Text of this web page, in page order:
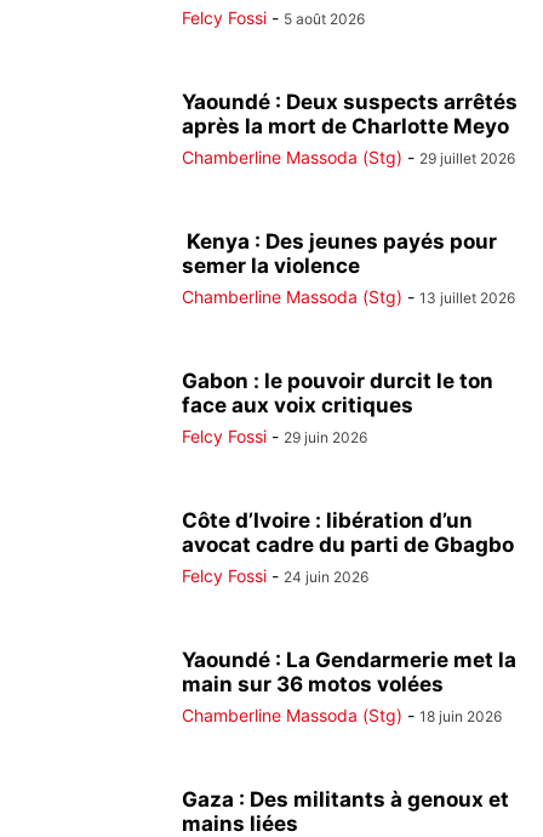
Felcy Fossi - 5 août 2026
Yaoundé : Deux suspects arrêtés
après la mort de Charlotte Meyo
Chamberline Massoda (Stg) - 29 juillet 2026
Kenya : Des jeunes payés pour
semer la violence
Chamberline Massoda (Stg) - 13 juillet 2026
Gabon : le pouvoir durcit le ton
face aux voix critiques
Felcy Fossi - 29 juin 2026
Côte d’Ivoire : libération d’un
avocat cadre du parti de Gbagbo
Felcy Fossi - 24 juin 2026
Yaoundé : La Gendarmerie met la
main sur 36 motos volées
Chamberline Massoda (Stg) - 18 juin 2026
Gaza : Des militants à genoux et
mains liées